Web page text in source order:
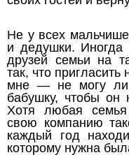
Не у всех
и дедушки. Иногда
друзей семьи на
так, что
мне — не могу ли
бабушку, чтобы он
Хотя любая
свою компанию
каждый год
которому нужна